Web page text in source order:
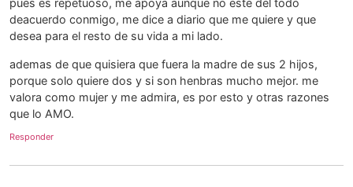
pues es repetuoso, me apoya aunque no este del todo
deacuerdo conmigo, me dice a diario que me quiere y que
desea para el resto de su vida a mi lado.
ademas de que quisiera que fuera la madre de sus 2 hijos,
porque solo quiere dos y si son henbras mucho mejor. me
valora como mujer y me admira, es por esto y otras razones
que lo AMO.
Responder